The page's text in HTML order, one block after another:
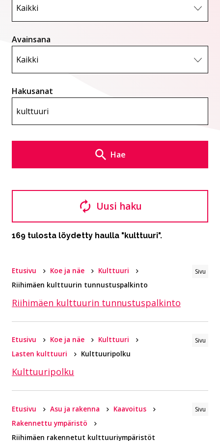
Avainsana
Hakusanat
Hae
169 tulosta löydetty haulla "kulttuuri".
Uusi haku
Etusivu Koe ja näe
Kulttuuri
Riihimäen kulttuurin tunnustuspalkinto
Sivu
Riihimäen kulttuurin tunnustuspalkinto
Etusivu Koe ja näe
Kulttuuri
Lasten kulttuuri
Kulttuuripolku
Sivu
Kulttuuripolku
Etusivu Asu ja rakenna
Kaavoitus
Rakennettu ympäristö
Riihimäen rakennetut kulttuuriympäristöt
Sivu